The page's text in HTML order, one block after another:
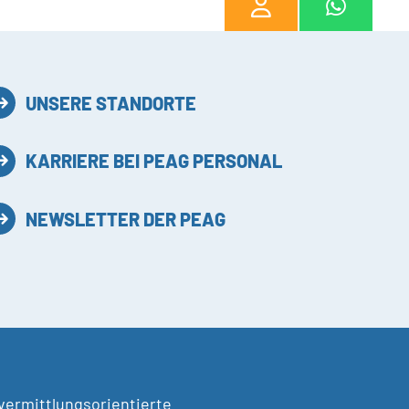
UNSERE STANDORTE
KARRIERE BEI PEAG PERSONAL
NEWSLETTER DER PEAG